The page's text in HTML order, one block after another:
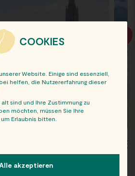
COOKIES
Website. Einige sind essenziell,
helfen, die Nutzererfahrung dieser
sind und Ihre Zustimmung zu
möchten, müssen Sie Ihre
Erlaubnis bitten.
of service groups for which consent
akzeptieren